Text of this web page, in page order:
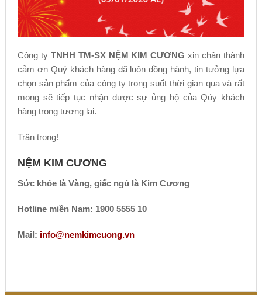
Công ty TNHH TM-SX NỆM KIM CƯƠNG xin chân thành
cảm ơn Quý khách hàng đã luôn đồng hành, tin tưởng lựa
chọn sản phẩm của công ty trong suốt thời gian qua và rất
mong sẽ tiếp tục nhận được sự ủng hộ của Qúy khách
hàng trong tương lai.
Trân trọng!
NỆM KIM CƯƠNG
Sức khỏe là Vàng, giấc ngủ là Kim Cương
Hotline miền Nam: 1900 5555 10
Mail: info@nemkimcuong.vn